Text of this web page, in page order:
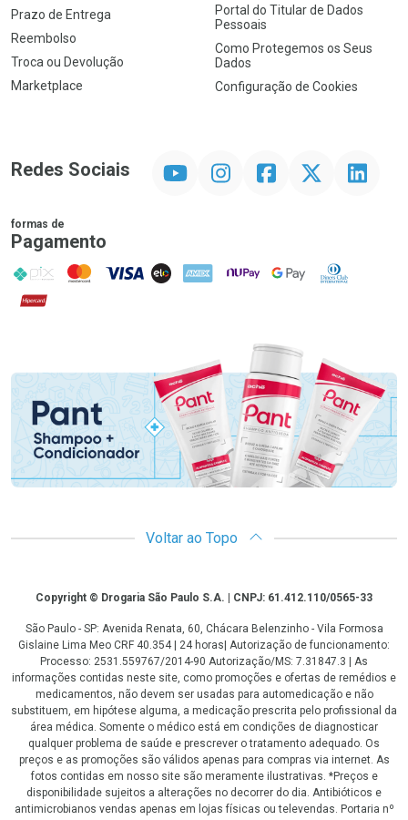
Prazo de Entrega
Reembolso
Troca ou Devolução
Marketplace
Portal do Titular de Dados
Pessoais
Como Protegemos os Seus
Dados
Configuração de Cookies
Redes Sociais InstagramFacebookTwitter Linkedin
formas de
Pagamento
PIX MasterCard
VISA ELO AMEX NuPay Google PayDiners Club
Hipercard
Promoção em Destaque
Voltar ao Topo
CopyrightCopyright © Drogaria São Paulo S.A. | CNPJ: 61.412.110/0565-33
São Paulo - SP: Avenida Renata, 60, Chácara Belenzinho - Vila Formosa
Gislaine Lima Meo CRF 40.354 | 24 horas| Autorização de funcionamento:
Processo: 2531.559767/2014-90 Autorização/MS: 7.31847.3 | As
informações contidas neste site, como promoções e ofertas de remédios e
medicamentos, não devem ser usadas para automedicação e não
substituem, em hipótese alguma, a medicação prescrita pelo profissional da
área médica. Somente o médico está em condições de diagnosticar
qualquer problema de saúde e prescrever o tratamento adequado. Os
preços e as promoções são válidos apenas para compras via internet. As
fotos contidas em nosso site são meramente ilustrativas. *Preços e
disponibilidade sujeitos a alterações no decorrer do dia. Antibióticos e
antimicrobianos vendas apenas em lojas físicas ou televendas. Portaria nº